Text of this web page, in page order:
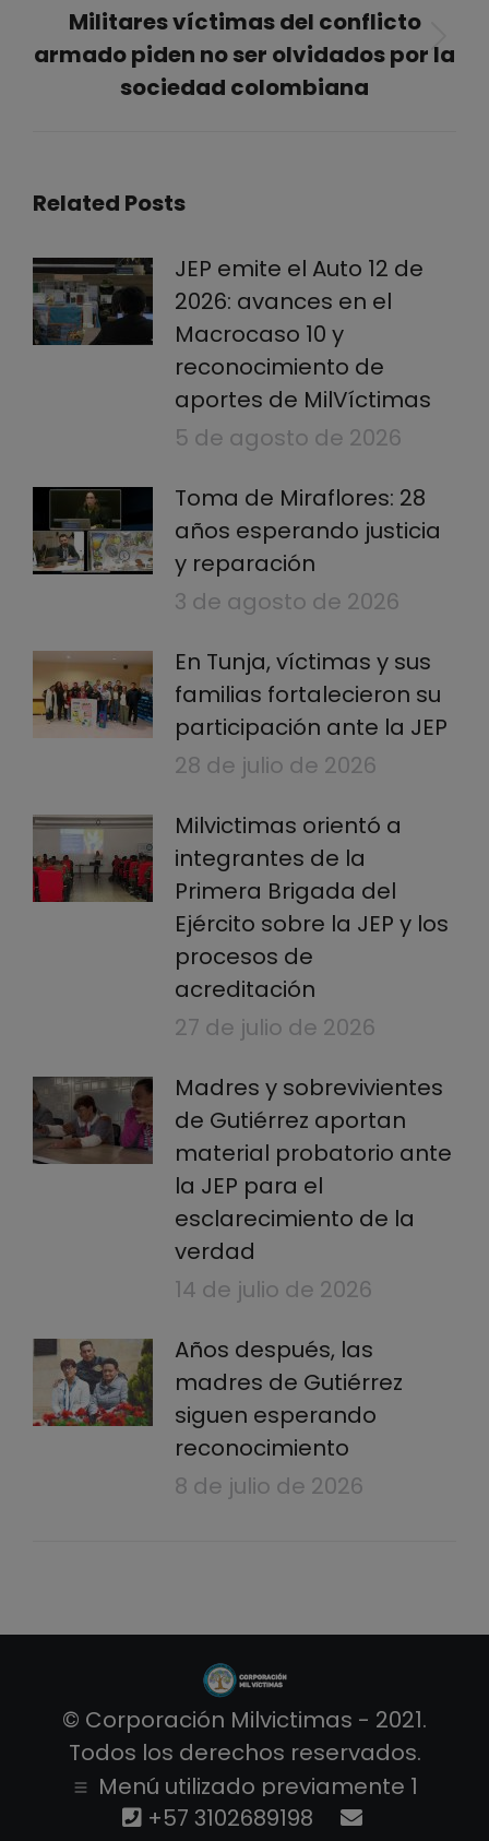
Publicación
siguiente:
Militares víctimas del conflicto
armado piden no ser olvidados por la
sociedad colombiana
Related Posts
JEP emite el Auto 12 de
2026: avances en el
Macrocaso 10 y
reconocimiento de
aportes de MilVíctimas
5 de agosto de 2026
Toma de Miraflores: 28
años esperando justicia
y reparación
3 de agosto de 2026
En Tunja, víctimas y sus
familias fortalecieron su
participación ante la JEP
28 de julio de 2026
Milvictimas orientó a
integrantes de la
Primera Brigada del
Ejército sobre la JEP y los
procesos de
acreditación
27 de julio de 2026
Madres y sobrevivientes
de Gutiérrez aportan
material probatorio ante
la JEP para el
esclarecimiento de la
verdad
14 de julio de 2026
Años después, las
madres de Gutiérrez
siguen esperando
reconocimiento
8 de julio de 2026
© Corporación Milvictimas - 2021.
Todos los derechos reservados.
Menú utilizado previamente 1
+57 3102689198